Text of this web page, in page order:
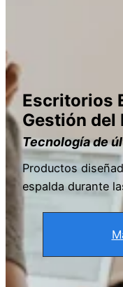
Escritorios
Gestión del
Tecnología de
Productos
espalda durante